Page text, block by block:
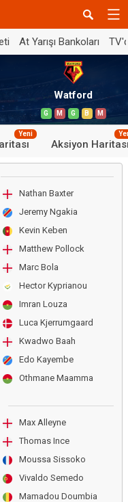
At Yarışı Bankoları
Watford
G M G B M
Yeni
Aksiyon
Nathan Baxter
Jeremy Ngakia
Kevin Keben
Matthew Pollock
Marc Bola
Hector Kyprianou
Imran Louza
Luca Kjerrumgaard
Kwadwo Baah
Edo Kayembe
Othmane Maamma
Max Alleyne
Thomas Ince
Moussa Sissoko
Vivaldo Semedo
Mamadou Doumbia